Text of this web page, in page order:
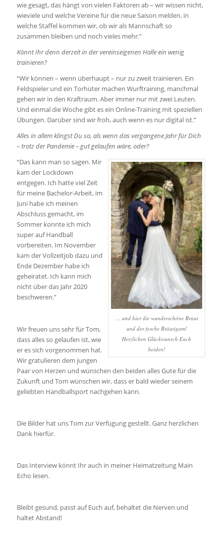
wie gesagt, das hängt von vielen Faktoren ab – wir wissen nicht,
wieviele und welche Vereine für die neue Saison melden, in
welche Staffel kommen wir, ob wir als Mannschaft so
zusammen bleiben und noch vieles mehr.”
Könnt Ihr denn derzeit in der vereinseigenen Halle ein wenig
trainieren?
“Wir können – wenn überhaupt – nur zu zweit trainieren. Ein
Feldspieler und ein Torhüter machen Wurftraining, manchmal
gehen wir in den Kraftraum. Aber immer nur mit zwei Leuten.
Und einmal die Woche gibt es ein Online-Training mit speziellen
Übungen. Darüber sind wir froh, auch wenn es nur digital ist.”
Alles in allem klingst Du so, als wenn das vergangene Jahr für Dich
– trotz der Pandemie – gut gelaufen wäre, oder?
… und hier die wunderschöne Braut
und der fesche Bräutigam!
Herzlichen Glückwunsch Euch
beiden!
“Das kann man so sagen. Mir
kam der Lockdown
entgegen. Ich hatte viel Zeit
für meine Bachelor-Arbeit, im
Juni habe ich meinen
Abschluss gemacht, im
Sommer konnte ich mich
super auf Handball
vorbereiten. Im November
kam der Vollzeitjob dazu und
Ende Dezember habe ich
geheiratet. Ich kann mich
nicht über das Jahr 2020
beschweren.”
Wir freuen uns sehr für Tom,
dass alles so gelaufen ist, wie
er es sich vorgenommen hat.
Wir gratulieren dem jungen
Paar von Herzen und wünschen den beiden alles Gute für die
Zukunft und Tom wünschen wir, dass er bald wieder seinem
geliebten Handballsport nachgehen kann.
Die Bilder hat uns Tom zur Verfügung gestellt. Ganz herzlichen
Dank hierfür.
Das Interview könnt Ihr auch in meiner Heimatzeitung Main
Echo lesen.
Bleibt gesund, passt auf Euch auf, behaltet die Nerven und
haltet Abstand!